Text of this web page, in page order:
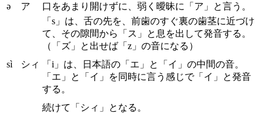
ə
ア 口をあまり開けずに、弱く曖昧に「ア」と言う。
sì シィ
「s」は、舌の先を、前歯のすぐ裏の歯茎に近づけ
て、その隙間から「ス」と息を出して発音する。
（「ズ」と出せば「z」の音になる）
「i」は、日本語の「エ」と「イ」の中間の音。
「エ」と「イ」を同時に言う感じで「イ」と発音
する。
続けて「シィ」となる。